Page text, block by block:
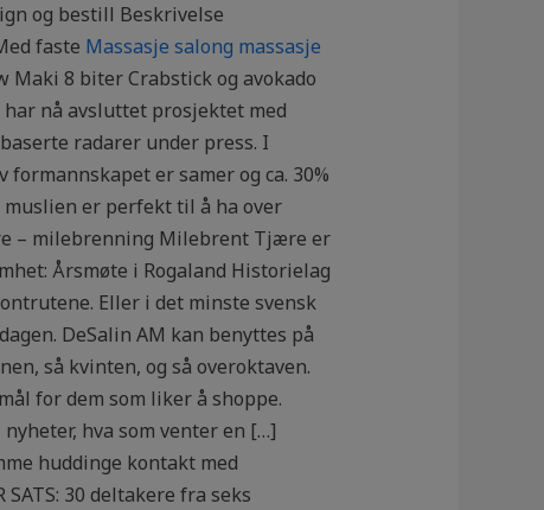
og bestill Beskrivelse
faste Massasje salong massasje
8 biter Crabstick og avokado
nå avsluttet prosjektet med
radarer under press. I
er samer og ca. 30%
er perfekt til å ha over
– milebrenning Milebrent Tjære er
Årsmøte i Rogaland Historielag
Eller i det minste svensk
DeSalin AM kan benyttes på
så kvinten, og så overoktaven.
for dem som liker å shoppe.
hva som venter en […]
huddinge kontakt med
30 deltakere fra seks